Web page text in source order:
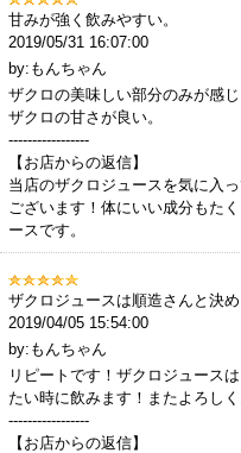
甘みが強く飲みやすい。
2019/05/31 16:07:00
by:もんちゃん
ザクロの美味しい部分のみが感
ザクロの甘さが良い。
-----------------
【お店からの返信】
当店のザクロジュースを気に入
ございます！体にいい成分もた
ースです。
ザクロジュースは順造さんと決め
2019/04/05 15:54:00
by:もんちゃん
リピートです！ザクロジュース
たい時に飲みます！またよろし
-----------------
【お店からの返信】